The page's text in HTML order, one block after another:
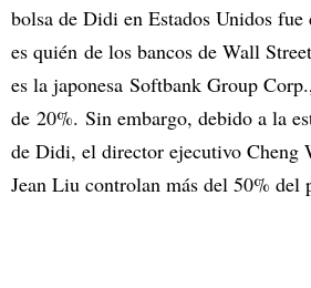
bolsa de Didi en Estados Unidos
es quién de los bancos de Wall
es la japonesa Softbank Group
de 20%. Sin embargo, debido a la
de Didi, el director ejecutivo Cheng
Jean Liu controlan más del 50% del